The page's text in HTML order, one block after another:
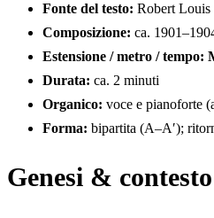
Fonte del testo: Robert Louis
Composizione: ca.
Estensione / metro / tempo:
Durata: ca. 2 minuti
Organico: voce e pianoforte
Forma: bipartita (A–A′);
Genesi &